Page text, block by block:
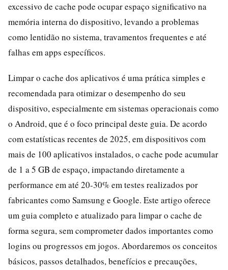
excessivo de cache pode ocupar espaço significativo na
memória interna do dispositivo, levando a problemas
como lentidão no sistema, travamentos frequentes e até
falhas em apps específicos.
Limpar o cache dos aplicativos é uma prática simples e
recomendada para otimizar o desempenho do seu
dispositivo, especialmente em sistemas operacionais como
o Android, que é o foco principal deste guia. De acordo
com estatísticas recentes de 2025, em dispositivos com
mais de 100 aplicativos instalados, o cache pode acumular
de 1 a 5 GB de espaço, impactando diretamente a
performance em até 20-30% em testes realizados por
fabricantes como Samsung e Google. Este artigo oferece
um guia completo e atualizado para limpar o cache de
forma segura, sem comprometer dados importantes como
logins ou progressos em jogos. Abordaremos os conceitos
básicos, passos detalhados, benefícios e precauções,